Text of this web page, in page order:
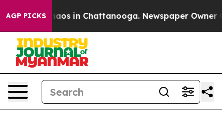
AGP PICKSChaos in Chattanooga. Newspaper Owner